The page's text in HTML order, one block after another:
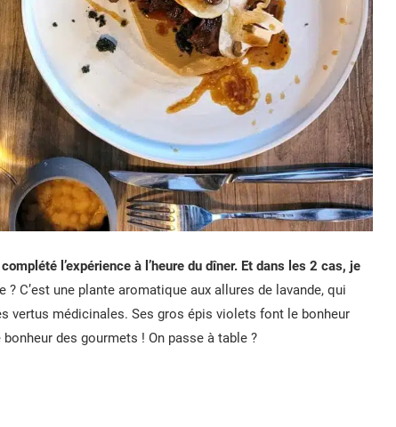
l’expérience à l’heure du dîner. Et dans les 2 cas, je
? C’est une plante aromatique aux allures de lavande, qui
vertus médicinales. Ses gros épis violets font le bonheur
des gourmets ! On passe à table ?